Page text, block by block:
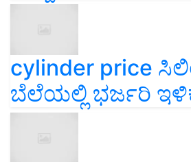
cylinder price
ಬೆಲೆಯಲ್ಲಿ ಭರ್ಜರಿ